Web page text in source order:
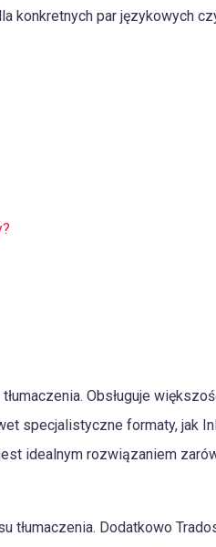
konkretnych par językowych
Obsługuje
specjalistyczne formaty, jak
idealnym rozwiązaniem
tłumaczenia. Dodatkowo